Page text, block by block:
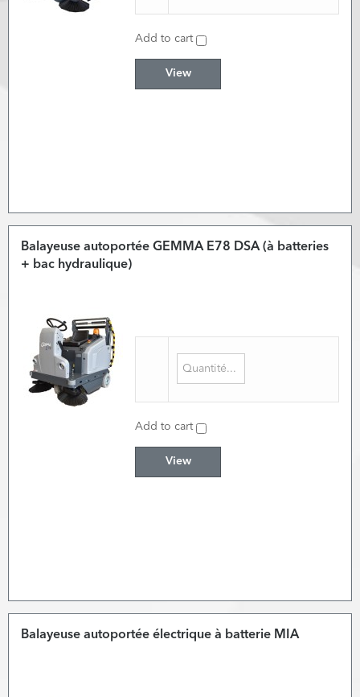
Add to cart
View
Balayeuse autoportée GEMMA E78 DSA (à batteries
+ bac hydraulique)
Add to cart
View
Balayeuse autoportée électrique à batterie MIA